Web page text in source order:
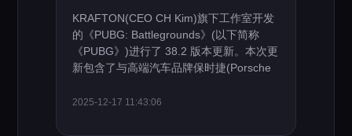
KRAFTON(CEO CH Kim)旗下工作室开发
的《PUBG: Battlegrounds》(以下简称
《PUBG》)进行了 38.2 版本更新。本次更
新包含了与高端汽车品牌保时捷(Porsche
2025-12-17 11:43:06